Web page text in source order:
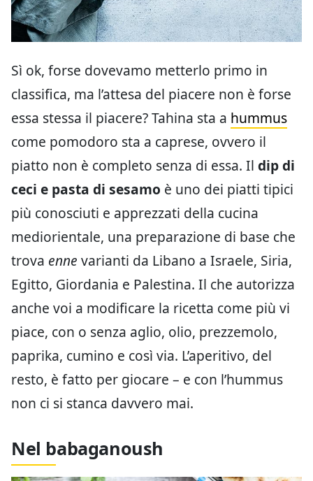
Sì ok, forse dovevamo metterlo primo in
classifica, ma l’attesa del piacere non è forse
essa stessa il piacere? Tahina sta a hummus
come pomodoro sta a caprese, ovvero il
piatto non è completo senza di essa. Il dip di
ceci e pasta di sesamo è uno dei piatti tipici
più conosciuti e apprezzati della cucina
mediorientale, una preparazione di base che
trova enne varianti da Libano a Israele, Siria,
Egitto, Giordania e Palestina. Il che autorizza
anche voi a modificare la ricetta come più vi
piace, con o senza aglio, olio, prezzemolo,
paprika, cumino e così via. L’aperitivo, del
resto, è fatto per giocare – e con l’hummus
non ci si stanca davvero mai.
Nel babaganoush